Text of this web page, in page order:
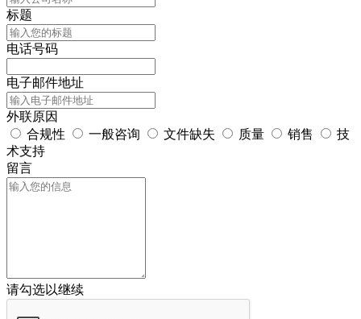
标题
电话号码
电子邮件地址
外联原因
合规性
一般咨询 文件缺失 质量 销售
技
术支持
留言
请勾选以继续